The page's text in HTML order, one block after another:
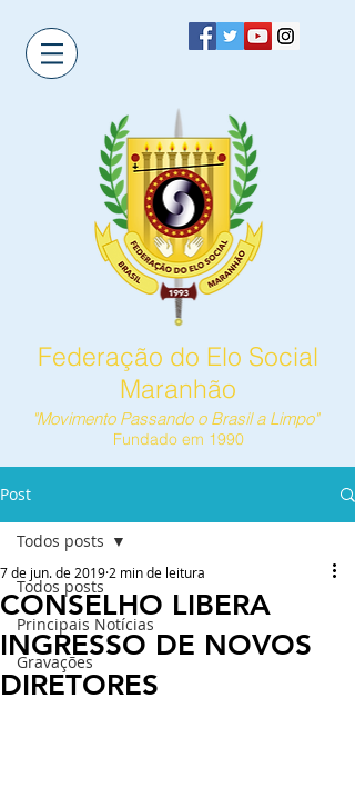
Federação do Elo Social
Maranhão
"Movimento Passando o Brasil a Limpo"
Fundado em 1990
Post
Todos posts
Principais Notícias
Gravações
Todos posts
CONSELHO LIBERA
INGRESSO DE NOVOS
DIRETORES
7 de jun. de 2019 2 min de leitura